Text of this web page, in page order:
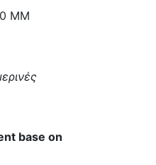
ΜΜ
base on